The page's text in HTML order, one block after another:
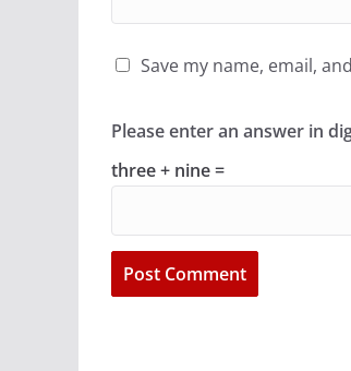
Save my name, email,
Please enter an answer in
three + nine =